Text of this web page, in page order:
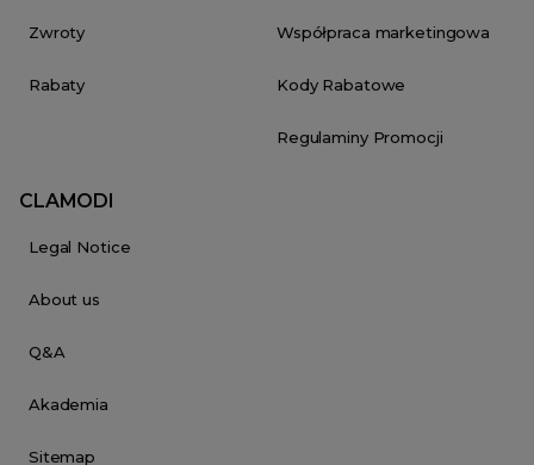
Zwroty
Rabaty
Współpraca marketingowa
Kody Rabatowe
Regulaminy Promocji
CLAMODI
Legal Notice
About us
Q&A
Akademia
Sitemap